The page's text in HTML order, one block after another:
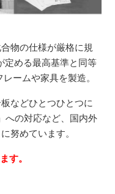
物の仕様が厳格に規
定める最高基準と同等
ームや家具を製造。
などひとつひとつに
への対応など、国内外
努めています。
す。